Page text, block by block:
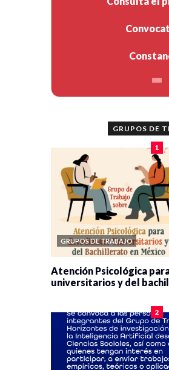
GRUPOS DE
1
GRUPOS DE TRABAJO
Atención Psicológica
universitarios y del
2